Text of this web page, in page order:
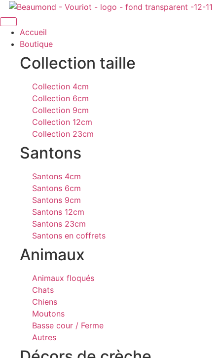
Aller
au
contenuAccueil
Boutique
Collection taille
Collection 4cm
Collection 6cm
Collection 9cm
Collection 12cm
Collection 23cm
Santons
Santons 4cm
Santons 6cm
Santons 9cm
Santons 12cm
Santons 23cm
Santons en coffrets
Animaux
Animaux floqués
Chats
Chiens
Moutons
Basse cour / Ferme
Autres